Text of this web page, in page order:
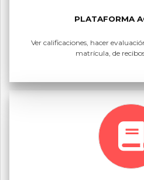
PLATAFORMA
Ver calificaciones, hacer
matrícula, de